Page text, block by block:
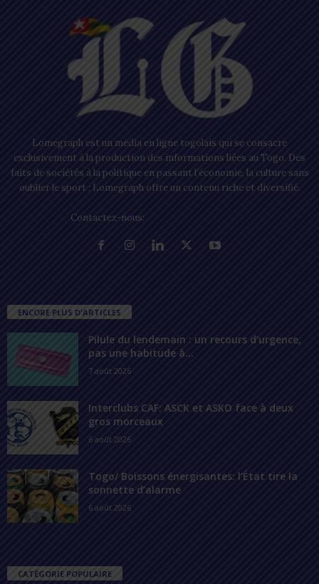
Lomegraph est un média en ligne togolais qui se consacre
exclusivement à la production des informations liées au Togo. Des
faits de sociétés à la politique en passant l’économie, la culture sans
oublier le sport ; Lomegraph offre un contenu riche et diversifié.
Contactez-nous:
ENCORE PLUS D'ARTICLES
Pilule du lendemain : un recours d’urgence,
pas une habitude à...
7 août 2026
Interclubs CAF: ASCK et ASKO face à deux
gros morceaux
6 août 2026
Togo/ Boissons énergisantes: l’État tire la
sonnette d’alarme
6 août 2026
CATÉGORIE POPULAIRE